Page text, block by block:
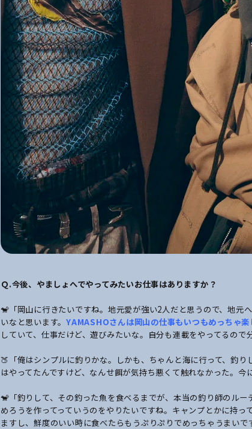
Ｑ.今後、やましょへでやってみたいお仕事はありますか？
🐒「岡山に行きたいですね。地元愛が強い2人だと思うので、地元
いなと思います。 YAMASHOさんは岡山の仕事もいつもめっちゃ楽
していて、仕事だけど、遊びみたいな。自分も連載をやってるの
🍑「俺はシンプルに釣りかな。しかも、ちゃんと海に行って、釣
はやってたんですけど、なんせ餌が気持ち悪くて触れなかった。今
🐒「釣りして、その釣った魚を食べるまでが、本当の釣り師のル
めろうを作ってっていうのをやりたいですね。キャンプとかに持
ますし、鮮度のいい時に食べたらもうぷりぷりでめっちゃうまいで